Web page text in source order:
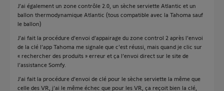
J’ai également un zone contrôle 2.0, un sèche serviette Atlantic et un
ballon thermodynamique Atlantic (tous compatible avec la Tahoma sauf
le ballon)
J’ai fait la procédure d’envoi d’appairage du zone control 2 après l’envoi
de la clé l’app Tahoma me signale que c’est réussi, mais quand je clic sur
« rechercher des produits » erreur et ça l’envoi direct sur le site de
l’assistance Somfy.
J’ai fait la procédure d’envoi de clé pour le sèche serviette la même que
celle des VR, j’ai le même échec que pour les VR, ça reçoit bien la clé,